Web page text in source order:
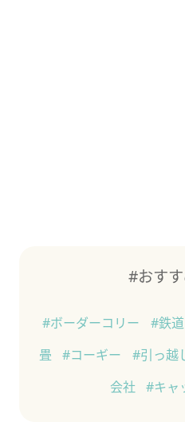
#おす
#ボーダーコリー #鉄道
畳
#コーギー #引っ越
会社
#キャ